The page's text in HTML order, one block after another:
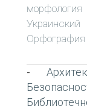
морфология
Орфография
-